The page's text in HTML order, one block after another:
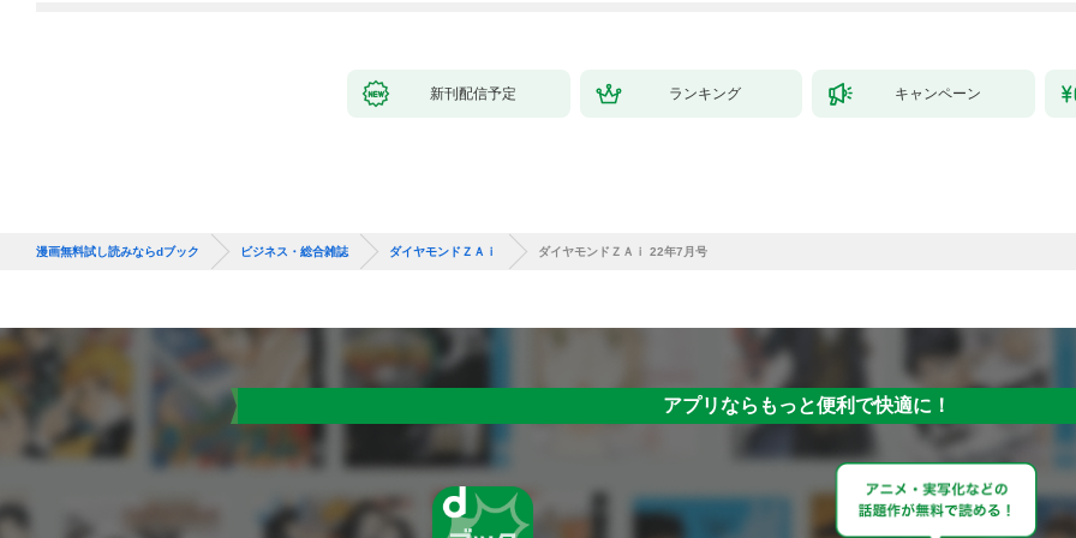
新刊配信予定 ランキング キャンペーン
漫画無料試し読みならdブック ビジネス・総合雑誌 ダイヤモンドＺＡｉ ダイヤモンドＺＡｉ 22年7月号
アプリならもっと便利で快適に！